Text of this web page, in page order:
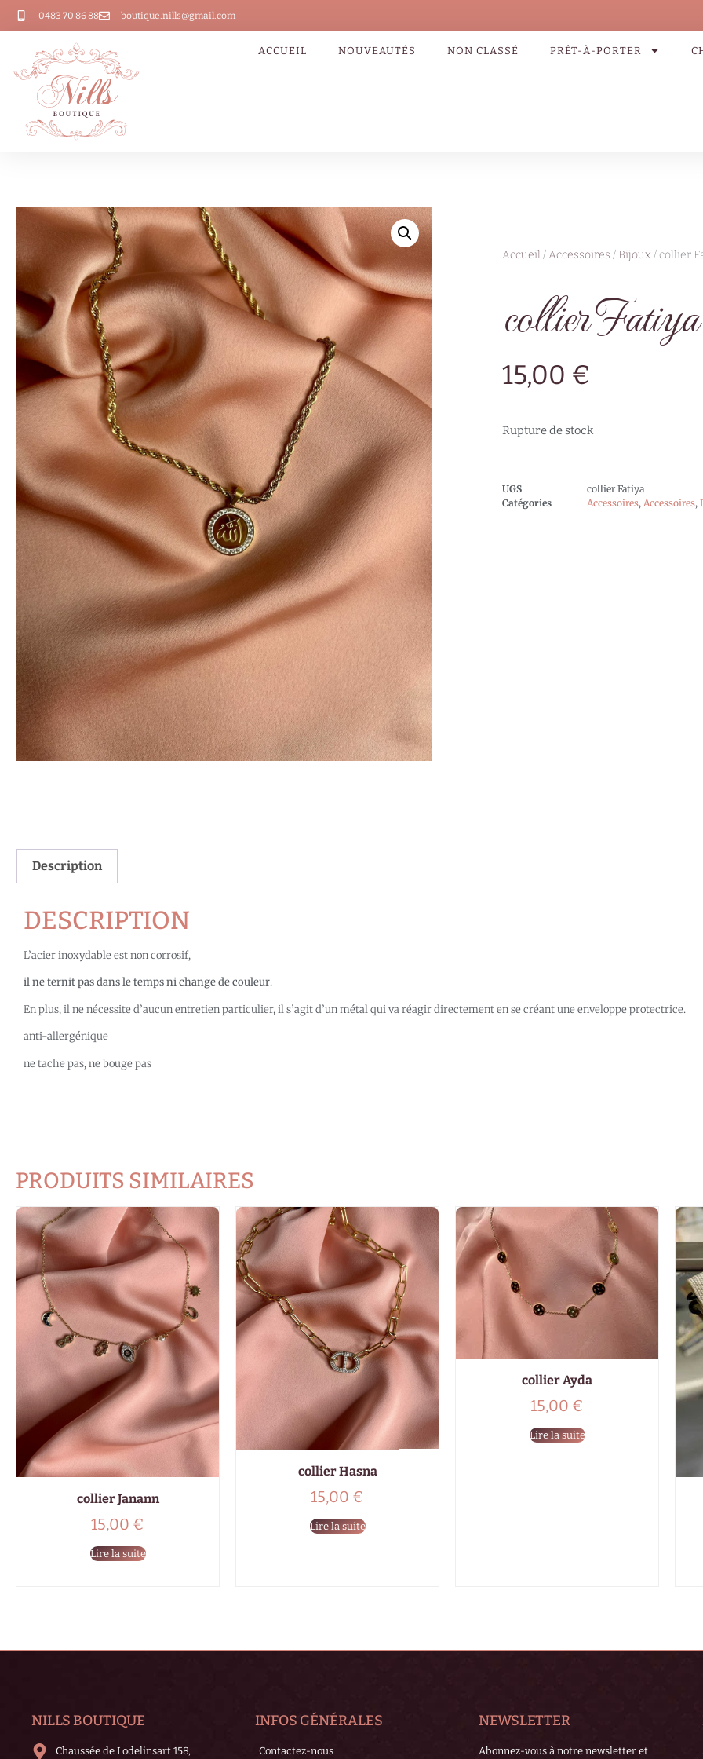
0483 70 86 88 boutique.nills@gmail.com
ACCUEIL NOUVEAUTÉS NON CLASSÉ PRÊT-À-PORTER
Accueil/Accessoires / Bijoux / collier
collier Fatiya
15,00 €
Rupture de stock
UGS
collier Fatiya
Catégories
Accessoires, Accessoires,
Description
DESCRIPTION
L’acier inoxydable est non corrosif,
il ne ternit pas dans le temps ni change de couleur.
En plus, il ne nécessite d’aucun entretien particulier, il s’agit d’un métal qui va réagir directement en se créant une enveloppe protectrice.
anti-allergénique
ne tache pas, ne bouge pas
PRODUITS SIMILAIRES
collier Janann
15,00 €
Lire la suite
collier Hasna
15,00 €
Lire la suite
collier Ayda
15,00 €
Lire la suite
NILLS BOUTIQUE
Chaussée de Lodelinsart 158,
INFOS GÉNÉRALES
Contactez-nous
NEWSLETTER
Abonnez-vous à notre newsletter et